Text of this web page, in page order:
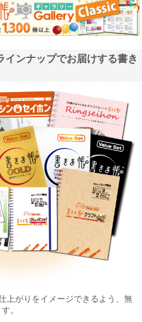
インナップでお届けする書き
上がりをイメージできるよう、無
。